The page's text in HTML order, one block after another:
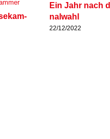
Ein Jahr nach
nal­wahl
22/12/2022